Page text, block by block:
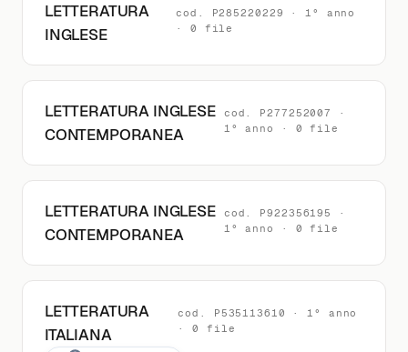
LETTERATURA
INGLESE
cod. P285220229 · 1° anno
· 0 file
LETTERATURA INGLESE
CONTEMPORANEA
cod. P277252007 ·
1° anno · 0 file
LETTERATURA INGLESE
CONTEMPORANEA
cod. P922356195 ·
1° anno · 0 file
LETTERATURA
ITALIANA
cod. P535113610 · 1° anno
· 0 file